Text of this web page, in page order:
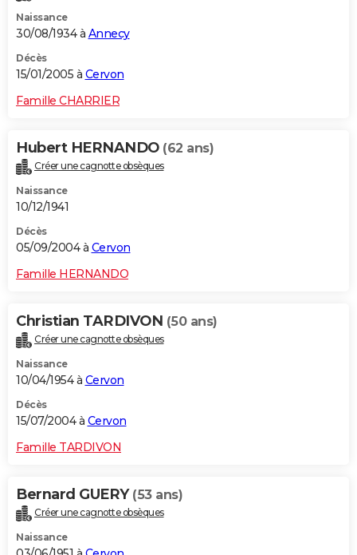
Naissance
30/08/1934 à Annecy
Décès
15/01/2005 à Cervon
Famille CHARRIER
Hubert HERNANDO (62 ans)
Créer une cagnotte obsèques
Naissance
10/12/1941
Décès
05/09/2004 à Cervon
Famille HERNANDO
Christian TARDIVON (50 ans)
Créer une cagnotte obsèques
Naissance
10/04/1954 à Cervon
Décès
15/07/2004 à Cervon
Famille TARDIVON
Bernard GUERY (53 ans)
Créer une cagnotte obsèques
Naissance